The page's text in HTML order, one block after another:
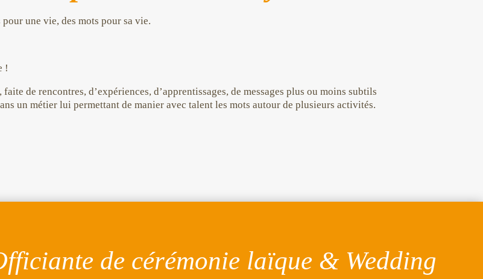
une vie, des mots pour sa vie.
!
de rencontres, d’expériences, d’apprentissages, de messages plus ou moins subtils
un métier lui permettant de manier avec talent les mots autour de plusieurs activités.
de cérémonie laïque & Wedding